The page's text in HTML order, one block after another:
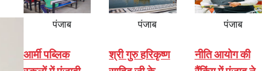
पंजाब
आर्मी पब्लिक
पंजाब
श्री गुरु हरिकृष्ण
पंजाब
नीति आयोग की